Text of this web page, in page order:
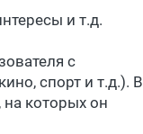
и т.д.
с
спорт и т.д.). В
на которых он